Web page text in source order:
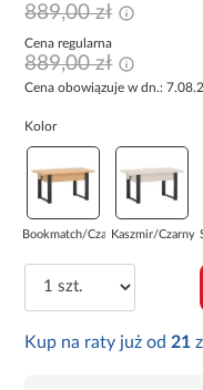
889,00 zł
Cena regularna
889,00 zł
Cena obowiązuje w dn.:
Kolor
Bookmatch/CzarnyKaszmir/Czarny
Kup na raty już od 21